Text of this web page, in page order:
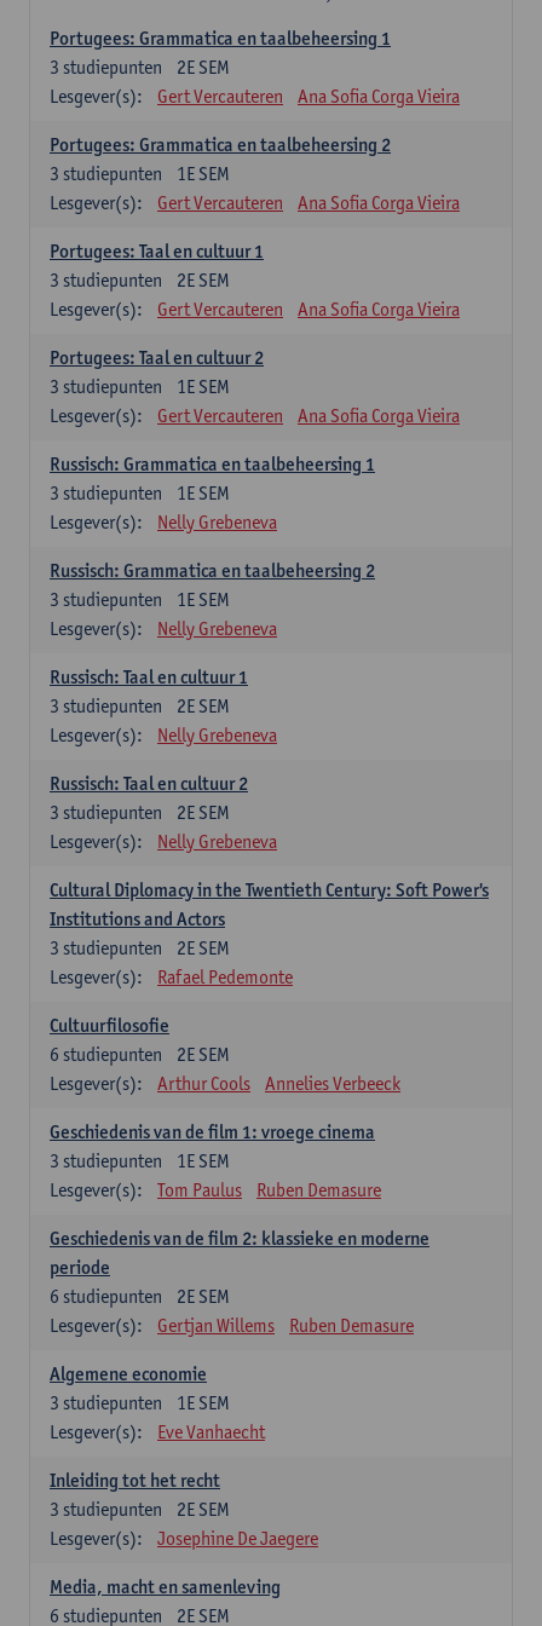
Portugees: Grammatica en taalbeheersing 1
2E SEM
3 studiepunten
Lesgever(s):
Gert Vercauteren Ana Sofia Corga Vieira
Portugees: Grammatica en taalbeheersing 2
1E SEM
3 studiepunten
Lesgever(s):
Gert Vercauteren Ana Sofia Corga Vieira
Portugees: Taal en cultuur 1
2E SEM
3 studiepunten
Lesgever(s):
Gert Vercauteren Ana Sofia Corga Vieira
Portugees: Taal en cultuur 2
1E SEM
3 studiepunten
Lesgever(s):
Gert Vercauteren Ana Sofia Corga Vieira
Russisch: Grammatica en taalbeheersing 1
1E SEM
3 studiepunten
Lesgever(s):
Nelly Grebeneva
Russisch: Grammatica en taalbeheersing 2
1E SEM
3 studiepunten
Lesgever(s):
Nelly Grebeneva
Russisch: Taal en cultuur 1
2E SEM
3 studiepunten
Lesgever(s):
Nelly Grebeneva
Russisch: Taal en cultuur 2
2E SEM
3 studiepunten
Lesgever(s):
Nelly Grebeneva
Cultural Diplomacy in the Twentieth Century: Soft Power's
Institutions and Actors
2E SEM
3 studiepunten
Lesgever(s):
Rafael Pedemonte
Cultuurfilosofie
2E SEM
6 studiepunten
Lesgever(s):
Arthur Cools Annelies Verbeeck
Geschiedenis van de film 1: vroege cinema
1E SEM
3 studiepunten
Lesgever(s):
Tom Paulus Ruben Demasure
Geschiedenis van de film 2: klassieke en moderne
periode
2E SEM
6 studiepunten
Lesgever(s):
Gertjan Willems Ruben Demasure
Algemene economie
1E SEM
3 studiepunten
Lesgever(s):
Eve Vanhaecht
Inleiding tot het recht
2E SEM
3 studiepunten
Lesgever(s):
Josephine De Jaegere
Media, macht en samenleving
2E SEM
6 studiepunten